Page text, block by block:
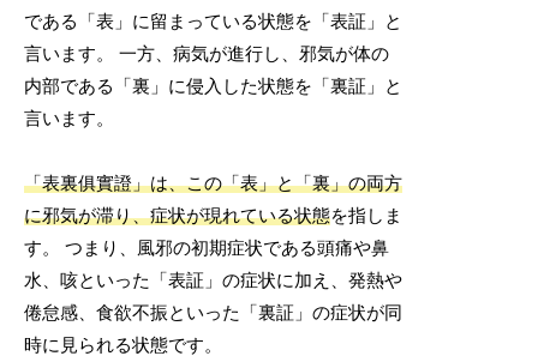
である「表」に留まっている状態を「表証」と
言います。 一方、病気が進行し、邪気が体の
内部である「裏」に侵入した状態を「裏証」と
言います。
「表裏俱實證」は、この「表」と「裏」の両方
に邪気が滞り、症状が現れている状態を指しま
す。 つまり、風邪の初期症状である頭痛や鼻
水、咳といった「表証」の症状に加え、発熱や
倦怠感、食欲不振といった「裏証」の症状が同
時に見られる状態です。